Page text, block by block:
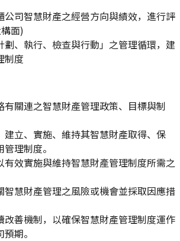
公司智慧財產之經營方向與績效，進行評
面)
劃、執行、檢查與行動」之管理循環，建
制度
有關連之智慧財產管理政策、目標與制
建立、實施、維持其智慧財產取得、保
理制度。
有效實施與維持智慧財產管理制度所需之
智慧財產管理之風險或機會並採取因應措
改善機制，以確保智慧財產管理制度運作
期。